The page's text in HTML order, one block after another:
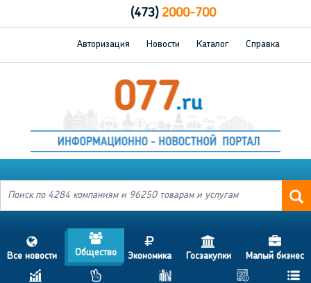
(473)2000-700
Авторизация Новости Каталог Справка
s
Все новости
a
Общество
j
Экономика
h
Госзакупки
d
Малый бизнес
c p b g f